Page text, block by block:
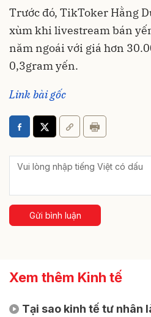
Trước đó, TikToker Hằng
xùm khi livestream bán
năm ngoái với giá hơn
0,3gram yến.
Link bài gốc
Gửi bình luận
Xem thêm Kinh tế
Tại sao kinh tế tư nhân